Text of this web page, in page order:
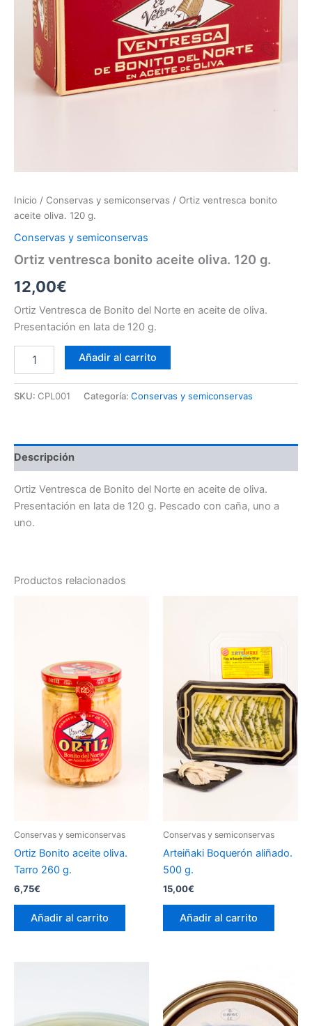
Inicio / Conservas y semiconservas / Ortiz ventresca bonito
aceite oliva. 120 g.
Conservas y semiconservas
Ortiz ventresca bonito aceite oliva. 120 g.
12,00€
Ortiz Ventresca de Bonito del Norte en aceite de oliva.
Presentación en lata de 120 g.
Añadir al carrito
SKU: CPL001 Categoría: Conservas y semiconservas
Descripción
Ortiz Ventresca de Bonito del Norte en aceite de oliva.
Presentación en lata de 120 g. Pescado con caña, uno a
uno.
Productos relacionados
Conservas y semiconservas
Ortiz Bonito aceite oliva.
Tarro 260 g.
6,75€
Añadir al carrito
Conservas y semiconservas
Arteiñaki Boquerón aliñado.
500 g.
15,00€
Añadir al carrito